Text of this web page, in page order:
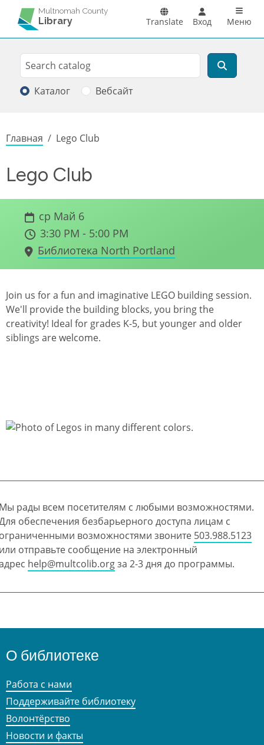
Перейти к основному содержанию
Multnomah County
Library Translate Вход Main
Меню
Search
Поиск
Каталог Вебсайт
Строка навигации
Главная Lego Club
Lego Club
ср Май 6
3:30 PM - 5:00 PM
Библиотека North Portland
Join us for a fun and imaginative LEGO building session.
We'll provide the building blocks, you bring the
creativity! Ideal for grades K-5, but younger and older
siblings are welcome.
рады всем посетителям с любыми возможностями.
обеспечения безбарьерного доступа лицам с
возможностями звоните 503.988.5123
отправьте сообщение на электронный
help@multcolib.orgза 2-3 дня до программы.
О библиотеке
Работа с нами
Поддерживайте библиотеку
Волонтёрство
Новости и факты